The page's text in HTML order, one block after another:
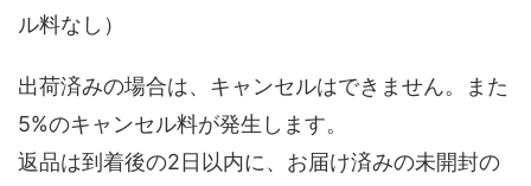
ル料なし）
出荷済みの場合は、キャンセルはできません。また
5%のキャンセル料が発生します。
返品は到着後の2日以内に、お届け済みの未開封の